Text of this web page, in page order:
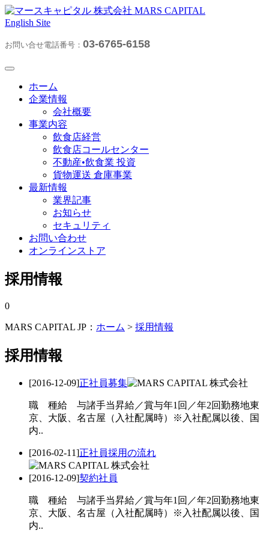
English Site
お問い合せ電話番号： 03-6765-6158
ホーム
企業情報
会社概要
事業内容
飲食店経営
飲食店コールセンター
不動産•飲食業 投資
貨物運送 倉庫事業
最新情報
業界記事
お知らせ
セキュリティ
お問い合わせ
オンラインストア
採用情報
0
MARS CAPITAL JP： ホーム > 採用情報
採用情報
[2016-12-09]正社員募集
職 種給 与諸手当昇給／賞与年1回／年2回勤務地東
京、大阪、名古屋（入社配属時）※入社配属以後、国
内..
[2016-02-11]正社員採用の流れ
[2016-12-09]契約社員
職 種給 与諸手当昇給／賞与年1回／年2回勤務地東
京、大阪、名古屋（入社配属時）※入社配属以後、国
内..